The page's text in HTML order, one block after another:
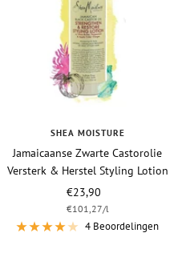
SHEA MOISTURE
Jamaicaanse Zwarte Castorolie
Versterk & Herstel Styling Lotion
Vraagprijs
€23,90
€101,27/l
4 Beoordelingen